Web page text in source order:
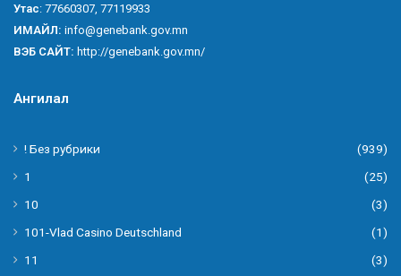
Утас: 77660307, 77119933
ИМАЙЛ: info@genebank.gov.mn
ВЭБ САЙТ: http://genebank.gov.mn/
Ангилал
! Без рубрики
(939)
1
(25)
10
(3)
101-Vlad Casino Deutschland
(1)
11
(3)